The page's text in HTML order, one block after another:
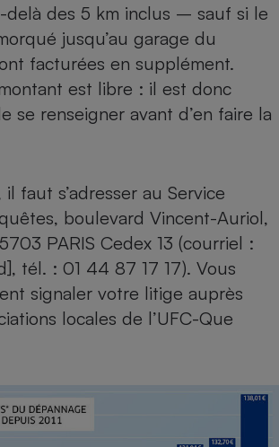
delà des 5 km inclus – sauf si le
jusqu’au garage du
facturées en supplément.
est libre : il est donc
se renseigner avant d’en faire la
faut s’adresser au Service
boulevard Vincent-Auriol,
PARIS Cedex 13 (courriel :
, tél. : 01 44 87 17 17). Vous
signaler votre litige auprès
locales de l’UFC-Que
Robot ménager